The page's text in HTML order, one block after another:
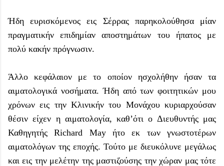
Ήδη ευρισκόμενος εις Σέρρας παρηκολούθησα μίαν
πραγματικήν επιδημίαν αποστημάτων του ήπατος με
πολύ κακήν πρόγνωσιν.
Άλλο κεφάλαιον με το οποίον ησχολήθην ήσαν τα
αιματολογικά νοσήματα. Ήδη από των φοιτητικών μου
χρόνων εις την Κλινικήν του Μονάχου κυριαρχούσαν
θέσιν είχεν η αιματολογία, καθ’ότι ο Διευθυντής μας
Καθηγητής Richard May ήτο εκ των γνωστοτέρων
αιματολόγων της εποχής. Τούτο με διευκόλυνε μεγάλως
και εις την μελέτην της μαστιζούσης την χώραν μας τότε